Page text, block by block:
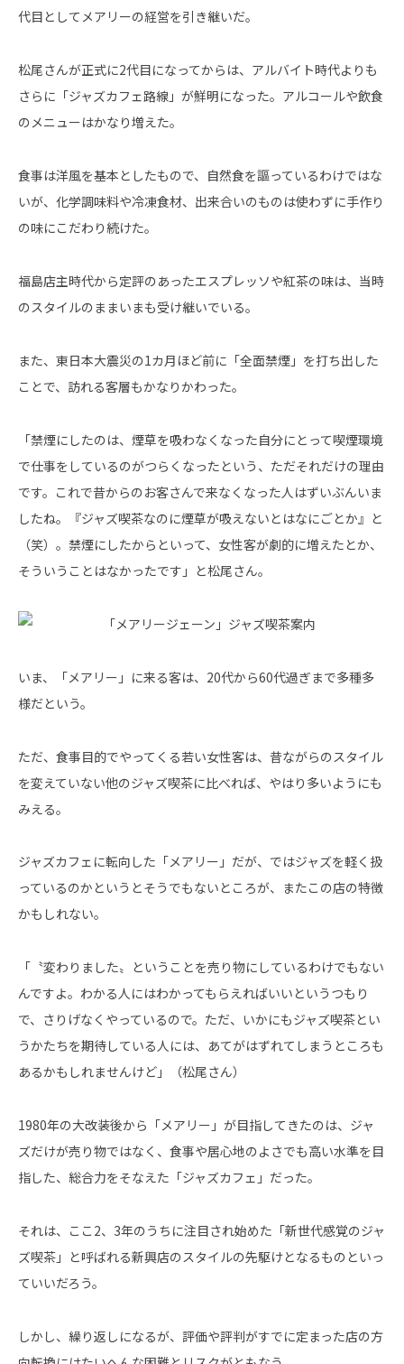
代目としてメアリーの経営を引き継いだ。
松尾さんが正式に2代目になってからは、アルバイト時代よりも
さらに「ジャズカフェ路線」が鮮明になった。アルコールや飲食
のメニューはかなり増えた。
食事は洋風を基本としたもので、自然食を謳っているわけではな
いが、化学調味料や冷凍食材、出来合いのものは使わずに手作り
の味にこだわり続けた。
福島店主時代から定評のあったエスプレッソや紅茶の味は、当時
のスタイルのままいまも受け継いでいる。
また、東日本大震災の1カ月ほど前に「全面禁煙」を打ち出した
ことで、訪れる客層もかなりかわった。
「禁煙にしたのは、煙草を吸わなくなった自分にとって喫煙環境
で仕事をしているのがつらくなったという、ただそれだけの理由
です。これで昔からのお客さんで来なくなった人はずいぶんいま
したね。『ジャズ喫茶なのに煙草が吸えないとはなにごとか』と
（笑）。禁煙にしたからといって、女性客が劇的に増えたとか、
そういうことはなかったです」と松尾さん。
いま、「メアリー」に来る客は、20代から60代過ぎまで多種多
様だという。
ただ、食事目的でやってくる若い女性客は、昔ながらのスタイル
を変えていない他のジャズ喫茶に比べれば、やはり多いようにも
みえる。
ジャズカフェに転向した「メアリー」だが、ではジャズを軽く扱
っているのかというとそうでもないところが、またこの店の特徴
かもしれない。
「〝変わりました〟ということを売り物にしているわけでもない
んですよ。わかる人にはわかってもらえればいいというつもり
で、さりげなくやっているので。ただ、いかにもジャズ喫茶とい
うかたちを期待している人には、あてがはずれてしまうところも
あるかもしれませんけど」（松尾さん）
1980年の大改装後から「メアリー」が目指してきたのは、ジャ
ズだけが売り物ではなく、食事や居心地のよさでも高い水準を目
指した、総合力をそなえた「ジャズカフェ」だった。
それは、ここ2、3年のうちに注目され始めた「新世代感覚のジャ
ズ喫茶」と呼ばれる新興店のスタイルの先駆けとなるものといっ
ていいだろう。
しかし、繰り返しになるが、評価や評判がすでに定まった店の方